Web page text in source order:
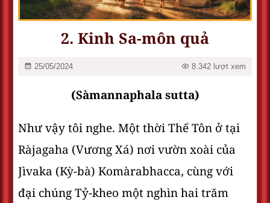
2. Kinh Sa-môn quả
25/05/2024 8.342 lượt xem
(Sàmannaphala sutta)
Như vậy tôi nghe. Một thời Thế Tôn ở tại
Ràjagaha (Vương Xá) nơi vườn xoài của
Jìvaka (Kỳ-bà) Komàrabhacca, cùng với
đại chúng Tỷ-kheo một nghìn hai trăm